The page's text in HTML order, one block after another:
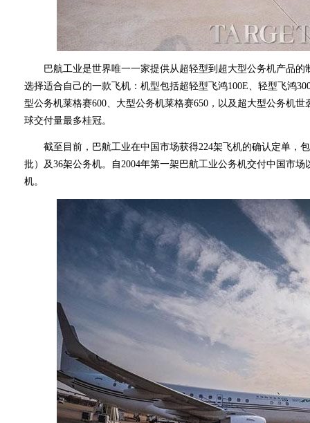
巴航工业是世界唯一一家提供从超轻型到超大型公务机产品的
选择适合自己的一款飞机：机型包括超轻型飞鸿100E、轻型飞鸿
型公务机莱格赛600、大型公务机莱格赛650，以及超大型公务机
球交付量最多桂冠。
截至目前，巴航工业在中国市场获得224架飞机的确认定单，包
批）及36架公务机。自2004年第一架巴航工业公务机交付中国市
机。